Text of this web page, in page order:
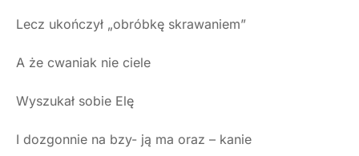
Lecz ukończył „obróbkę skrawaniem”
A że cwaniak nie ciele
Wyszukał sobie Elę
I dozgonnie na bzy- ją ma oraz – kanie